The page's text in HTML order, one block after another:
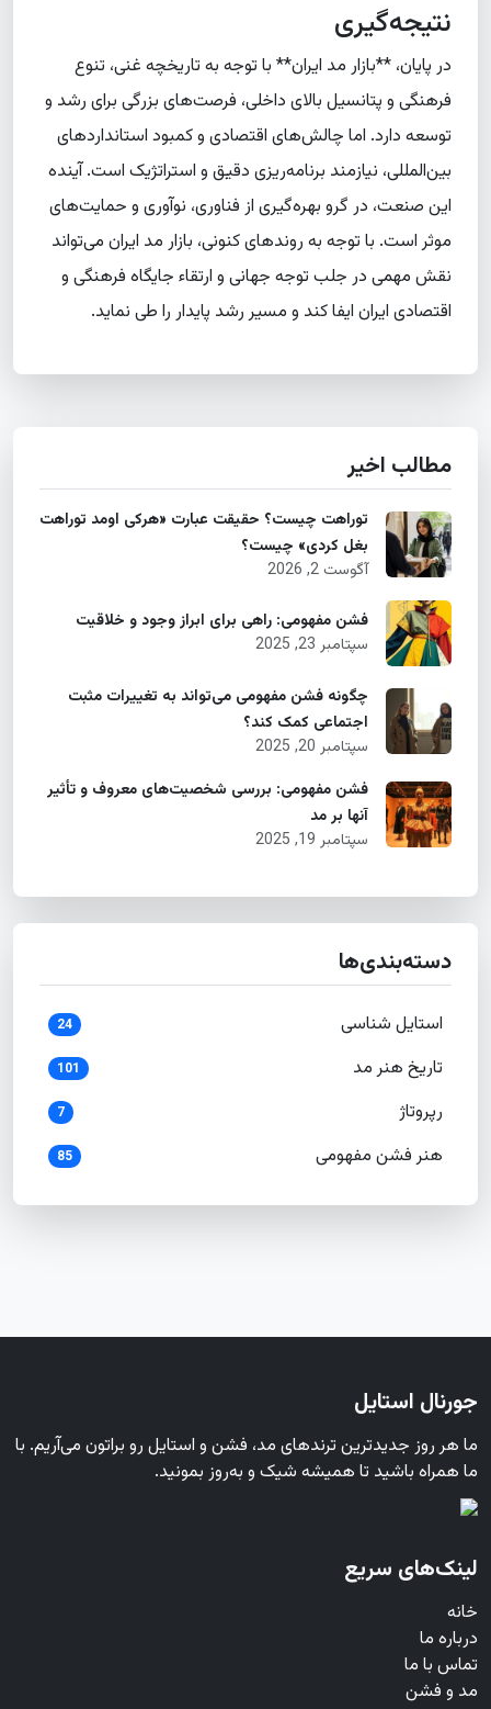
نتیجه‌گیری
در پایان، **بازار مد ایران** با توجه به تاریخچه غنی، تنوع
فرهنگی و پتانسیل بالای داخلی، فرصت‌های بزرگی برای رشد و
توسعه دارد. اما چالش‌های اقتصادی و کمبود استانداردهای
بین‌المللی، نیازمند برنامه‌ریزی دقیق و استراتژیک است. آینده
این صنعت، در گرو بهره‌گیری از فناوری، نوآوری و حمایت‌های
موثر است. با توجه به روندهای کنونی، بازار مد ایران می‌تواند
نقش مهمی در جلب توجه جهانی و ارتقاء جایگاه فرهنگی و
اقتصادی ایران ایفا کند و مسیر رشد پایدار را طی نماید.
مطالب اخیر
توراهت چیست؟ حقیقت عبارت «هرکی اومد توراهت
بغل کردی» چیست؟
آگوست 2, 2026
فشن مفهومی: راهی برای ابراز وجود و خلاقیت
سپتامبر 23, 2025
چگونه فشن مفهومی می‌تواند به تغییرات مثبت
اجتماعی کمک کند؟
سپتامبر 20, 2025
فشن مفهومی: بررسی شخصیت‌های معروف و تأثیر
آنها بر مد
سپتامبر 19, 2025
دسته‌بندی‌ها
استایل شناسی 24
تاریخ هنر مد 101
رپروتاژ 7
هنر فشن مفهومی 85
جورنال استایل
ما هر روز جدیدترین ترندهای مد، فشن و استایل رو براتون می‌آریم. با
ما همراه باشید تا همیشه شیک و به‌روز بمونید.
لینک‌های سریع
خانه
درباره ما
تماس با ما
مد و فشن